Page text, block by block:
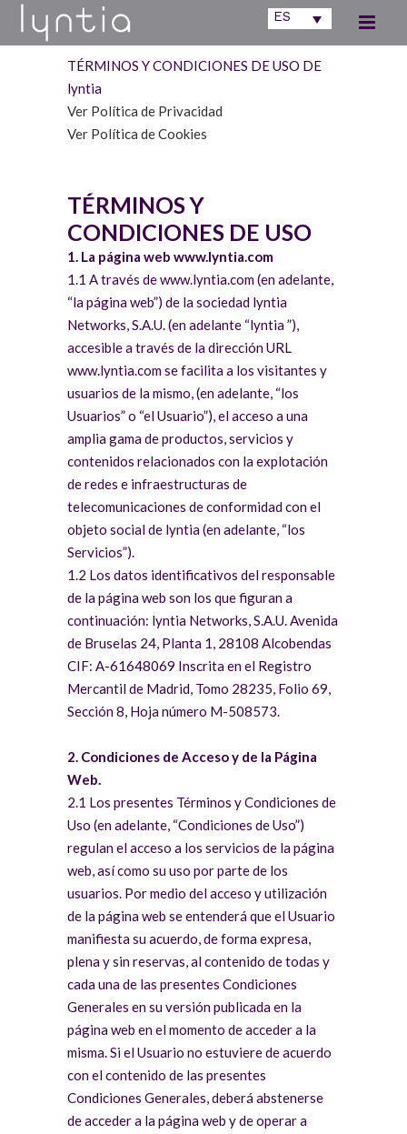
ES
TÉRMINOS Y CONDICIONES DE USO DE
lyntia
Ver Política de Privacidad
Ver Política de Cookies
TÉRMINOS Y
CONDICIONES DE USO
1. La página web www.lyntia.com
1.1 A través de www.lyntia.com (en adelante,
“la página web”) de la sociedad lyntia
Networks, S.A.U. (en adelante “lyntia ”),
accesible a través de la dirección URL
www.lyntia.com se facilita a los visitantes y
usuarios de la mismo, (en adelante, “los
Usuarios” o “el Usuario”), el acceso a una
amplia gama de productos, servicios y
contenidos relacionados con la explotación
de redes e infraestructuras de
telecomunicaciones de conformidad con el
objeto social de lyntia (en adelante, “los
Servicios”).
1.2 Los datos identificativos del responsable
de la página web son los que figuran a
continuación: lyntia Networks, S.A.U. Avenida
de Bruselas 24, Planta 1, 28108 Alcobendas
CIF: A-61648069 Inscrita en el Registro
Mercantil de Madrid, Tomo 28235, Folio 69,
Sección 8, Hoja número M-508573.
2. Condiciones de Acceso y de la Página
Web.
2.1 Los presentes Términos y Condiciones de
Uso (en adelante, “Condiciones de Uso”)
regulan el acceso a los servicios de la página
web, así como su uso por parte de los
usuarios. Por medio del acceso y utilización
de la página web se entenderá que el Usuario
manifiesta su acuerdo, de forma expresa,
plena y sin reservas, al contenido de todas y
cada una de las presentes Condiciones
Generales en su versión publicada en la
página web en el momento de acceder a la
misma. Si el Usuario no estuviere de acuerdo
con el contenido de las presentes
Condiciones Generales, deberá abstenerse
de acceder a la página web y de operar a